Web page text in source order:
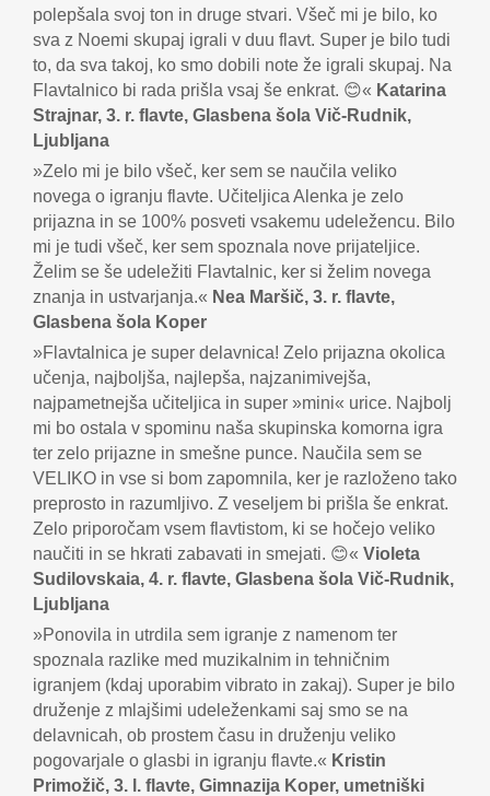
polepšala svoj ton in druge stvari. Všeč mi je bilo, ko
sva z Noemi skupaj igrali v duu flavt. Super je bilo tudi
to, da sva takoj, ko smo dobili note že igrali skupaj. Na
Flavtalnico bi rada prišla vsaj še enkrat. 😊« Katarina
Strajnar, 3. r. flavte, Glasbena šola Vič-Rudnik,
Ljubljana
»Zelo mi je bilo všeč, ker sem se naučila veliko
novega o igranju flavte. Učiteljica Alenka je zelo
prijazna in se 100% posveti vsakemu udeležencu. Bilo
mi je tudi všeč, ker sem spoznala nove prijateljice.
Želim se še udeležiti Flavtalnic, ker si želim novega
znanja in ustvarjanja.« Nea Maršič, 3. r. flavte,
Glasbena šola Koper
»Flavtalnica je super delavnica! Zelo prijazna okolica
učenja, najboljša, najlepša, najzanimivejša,
najpametnejša učiteljica in super »mini« urice. Najbolj
mi bo ostala v spominu naša skupinska komorna igra
ter zelo prijazne in smešne punce. Naučila sem se
VELIKO in vse si bom zapomnila, ker je razloženo tako
preprosto in razumljivo. Z veseljem bi prišla še enkrat.
Zelo priporočam vsem flavtistom, ki se hočejo veliko
naučiti in se hkrati zabavati in smejati. 😊« Violeta
Sudilovskaia, 4. r. flavte, Glasbena šola Vič-Rudnik,
Ljubljana
»Ponovila in utrdila sem igranje z namenom ter
spoznala razlike med muzikalnim in tehničnim
igranjem (kdaj uporabim vibrato in zakaj). Super je bilo
druženje z mlajšimi udeleženkami saj smo se na
delavnicah, ob prostem času in druženju veliko
pogovarjale o glasbi in igranju flavte.« Kristin
Primožič, 3. l. flavte, Gimnazija Koper, umetniški